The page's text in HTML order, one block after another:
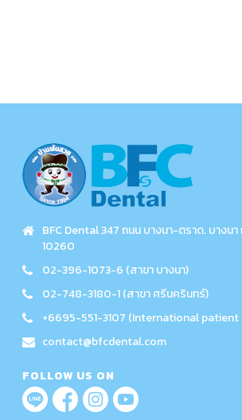
BFC Dental 347 ถนน บางนา-ตราด. บางน
10260
02-396-1073-6 (สาขา บางนา)
02-748-3180-1 (สาขา ศรีนครินทร์)
+6695-551-3107 (International patient
contact@bfcdental.com
FOLLOW US ON